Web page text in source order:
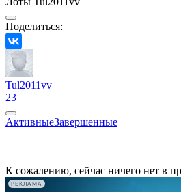
Поделиться:
Tul2011vv
23
АктивныеЗавершенные
К сожалению, сейчас ничего нет в
РЕКЛАМА